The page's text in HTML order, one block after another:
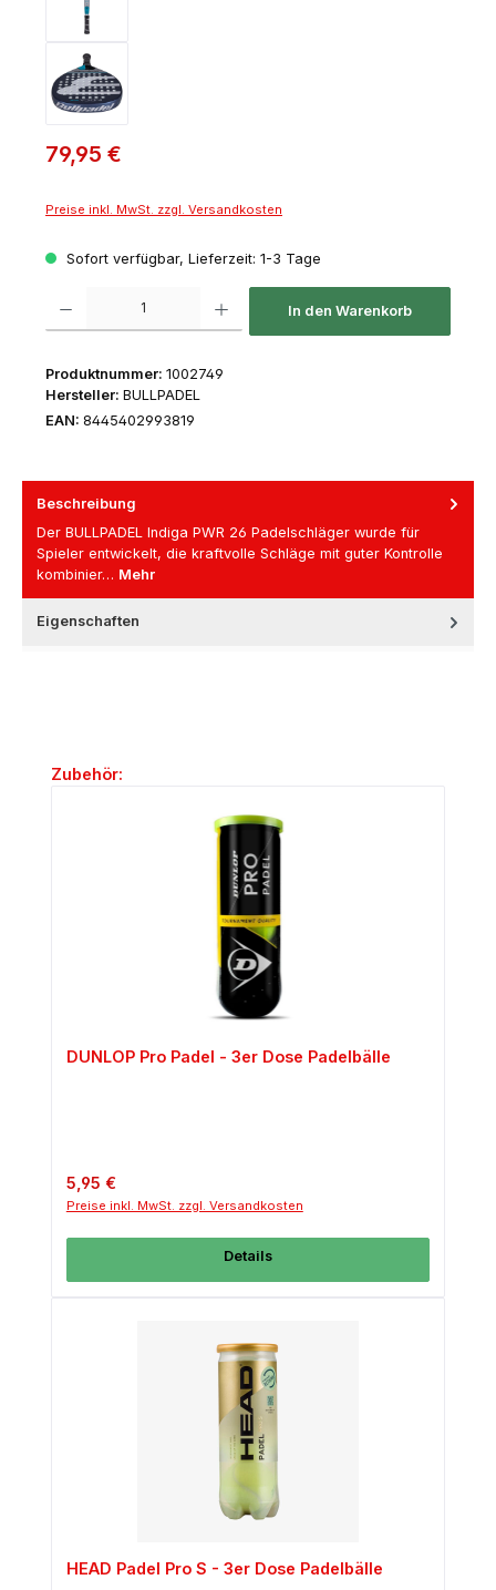
79,95 €
Preise inkl. MwSt. zzgl. Versandkosten
Sofort verfügbar, Lieferzeit: 1-3 Tage
In den Warenkorb
Produktnummer: 1002749
Hersteller: BULLPADEL
EAN: 8445402993819
Beschreibung
Der BULLPADEL Indiga PWR 26 Padelschläger wurde für
Spieler entwickelt, die kraftvolle Schläge mit guter Kontrolle
kombinier… Mehr
Eigenschaften
Produktgalerie überspringen
Zubehör:
DUNLOP Pro Padel - 3er Dose Padelbälle
Regulärer Preis:
5,95 €
Preise inkl. MwSt. zzgl. Versandkosten
Details
HEAD Padel Pro S - 3er Dose Padelbälle